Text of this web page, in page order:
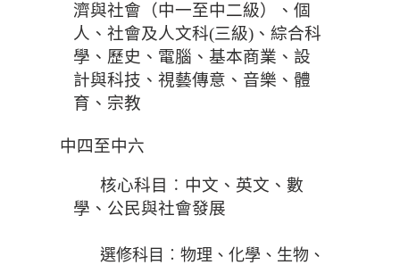
濟與社會（中一至中二級）、個
人、社會及人文科(三級)、綜合科
學、歷史、電腦、基本商業、設
計與科技、視藝傳意、音樂、體
育、宗教
中四至中六
核心科目︰中文、英文、數
學、公民與社會發展
選修科目︰物理、化學、生物、